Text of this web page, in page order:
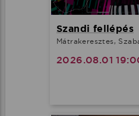
Szandi fellépés
Mátrakeresztes,
2026.08.01